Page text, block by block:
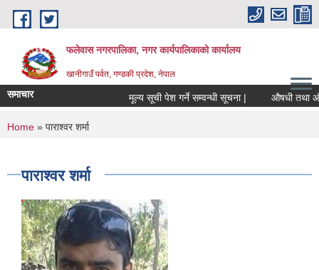
Skip to main content
फलेवास नगरपालिका, नगर कार्यपालिकाको कार्यालय
खानीगाउँ पर्वत, गण्डकी प्रदेश, नेपाल
समाचार मूल्य सूची पेश गर्ने सम्वन्धी सूचना | औषधी तथा
You are here
Home » पाराश्वर शर्मा
पाराश्वर शर्मा